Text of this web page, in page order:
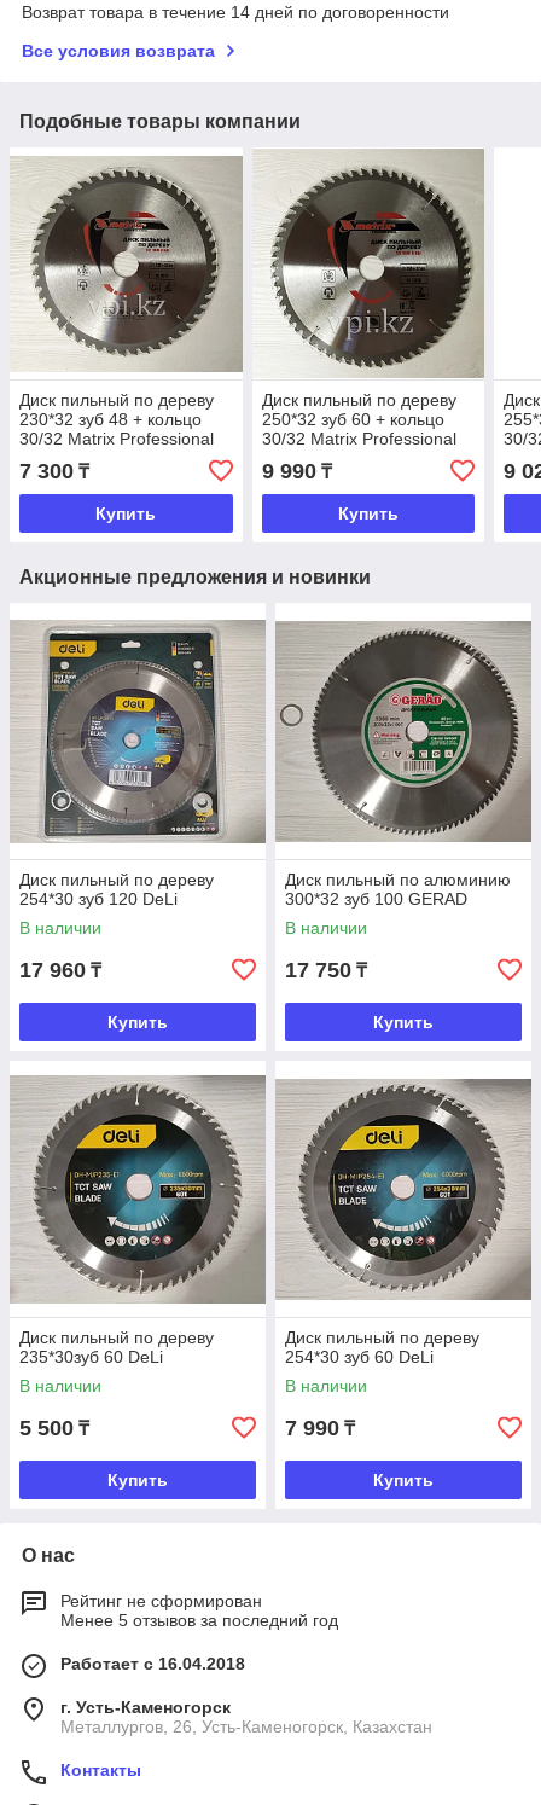
Возврат товара в течение 14 дней по договоренности
Все условия возврата
Подобные товары компании
Диск пильный по дереву
230*32 зуб 48 + кольцо
30/32 Matrix Professional
7 300 ₸
Купить
Диск пильный по дереву
250*32 зуб 60 + кольцо
30/32 Matrix Professional
9 990₸
Купить
30/
9
Акционные предложения и новинки
Диск пильный по дереву
254*30 зуб 120 DeLi
В наличии
17 960 ₸
Купить
Диск пильный по алюминию
300*32 зуб 100 GERAD
В наличии
17 750 ₸
Купить
Диск пильный по дереву
235*30зуб 60 DeLi
В наличии
5 500 ₸
Купить
Диск пильный по дереву
254*30 зуб 60 DeLi
В наличии
7 990 ₸
Купить
О нас
Рейтинг не сформирован
Менее 5 отзывов за последний год
Работает с 16.04.2018
г. Усть-Каменогорск
Металлургов, 26, Усть-Каменогорск, Казахстан
Контакты